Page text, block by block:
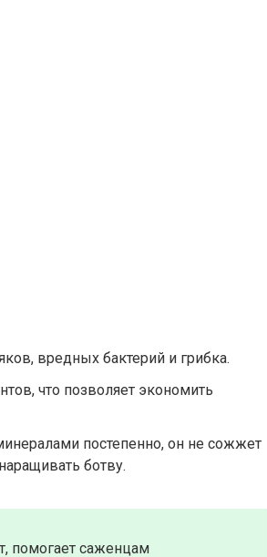
вредных бактерий и грибка.
что позволяет экономить
постепенно, он не сожжет
ботву.
помогает саженцам